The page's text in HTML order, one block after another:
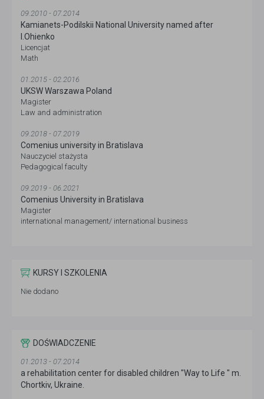
09.2010 - 07.2014
Kamianets-Podilskii National University named after
I.Ohienko
Licencjat
Math
01.2015 - 02.2016
UKSW Warszawa Poland
Magister
Law and administration
09.2018 - 07.2019
Comenius university in Bratislava
Nauczyciel stażysta
Pedagogical faculty
09.2019 - 06.2021
Comenius University in Bratislava
Magister
international management/ international business
KURSY I SZKOLENIA
Nie dodano
DOŚWIADCZENIE
01.2013 - 07.2014
a rehabilitation center for disabled children "Way to Life " m.
Chortkiv, Ukraine.